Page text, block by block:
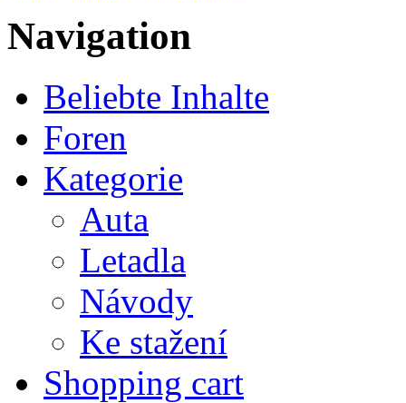
Navigation
Beliebte Inhalte
Foren
Kategorie
Auta
Letadla
Návody
Ke stažení
Shopping cart